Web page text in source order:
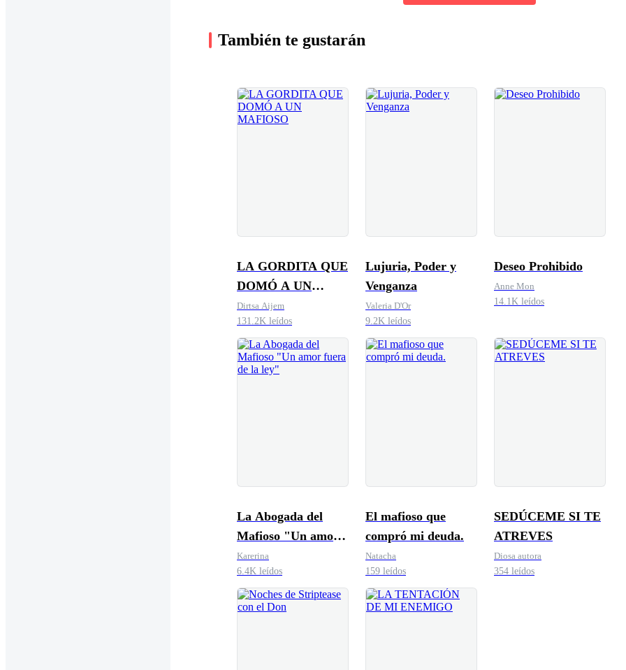
También te gustarán
LA GORDITA QUE
DOMÓ A UN
MAFIOSO
Dirtsa Aijem
131.2K leídos
Lujuria, Poder y
Venganza
Valeria D'Or
9.2K leídos
Deseo Prohibido
Anne Mon
14.1K leídos
La Abogada del
Mafioso "Un amor
fuera de la ley"
Karerina
6.4K leídos
El mafioso que
compró mi deuda.
Natacha
159 leídos
SEDÚCEME SI TE
ATREVES
Diosa autora
354 leídos